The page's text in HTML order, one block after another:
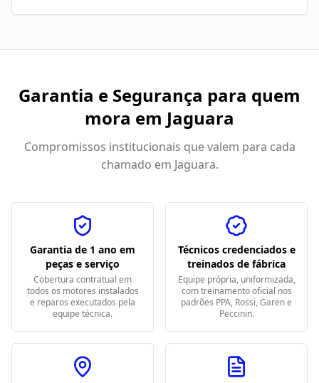
Garantia e Segurança para quem
mora em Jaguara
Compromissos institucionais que valem para cada
chamado em Jaguara.
Garantia de 1 ano em
peças e serviço
Cobertura contratual em
todos os motores instalados
e reparos executados pela
equipe técnica.
Técnicos credenciados e
treinados de fábrica
Equipe própria, uniformizada,
com treinamento oficial nos
padrões PPA, Rossi, Garen e
Peccinin.